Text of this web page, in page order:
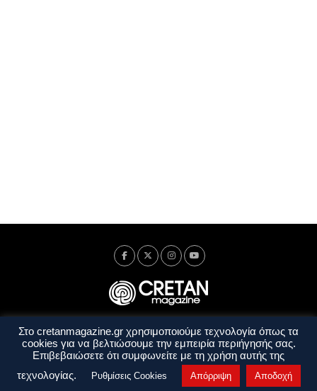
Ταυτότητα Πολιτική Απορρήτου
Όροι Χρήσης
Όροι και Προϋποθέσεις
Στο cretanmagazine.gr χρησιμοποιούμε τεχνολογία όπως τα
cookies για να βελτιώσουμε την εμπειρία περιήγησής σας.
Επιβεβαιώσετε ότι συμφωνείτε με τη χρήση αυτής της
τεχνολογίας.
Ρυθμίσεις Cookies Απόρριψη Αποδοχή